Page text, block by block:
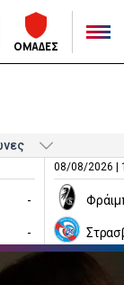
ΟΜΑΔΕΣ
-
-
08/08/2026 |